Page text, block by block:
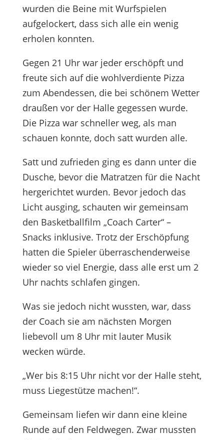
wurden die Beine mit Wurfspielen
aufgelockert, dass sich alle ein wenig
erholen konnten.
Gegen 21 Uhr war jeder erschöpft und
freute sich auf die wohlverdiente Pizza
zum Abendessen, die bei schönem Wetter
draußen vor der Halle gegessen wurde.
Die Pizza war schneller weg, als man
schauen konnte, doch satt wurden alle.
Satt und zufrieden ging es dann unter die
Dusche, bevor die Matratzen für die Nacht
hergerichtet wurden. Bevor jedoch das
Licht ausging, schauten wir gemeinsam
den Basketballfilm „Coach Carter“ –
Snacks inklusive. Trotz der Erschöpfung
hatten die Spieler überraschenderweise
wieder so viel Energie, dass alle erst um 2
Uhr nachts schlafen gingen.
Was sie jedoch nicht wussten, war, dass
der Coach sie am nächsten Morgen
liebevoll um 8 Uhr mit lauter Musik
wecken würde.
„Wer bis 8:15 Uhr nicht vor der Halle steht,
muss Liegestütze machen!“.
Gemeinsam liefen wir dann eine kleine
Runde auf den Feldwegen. Zwar mussten